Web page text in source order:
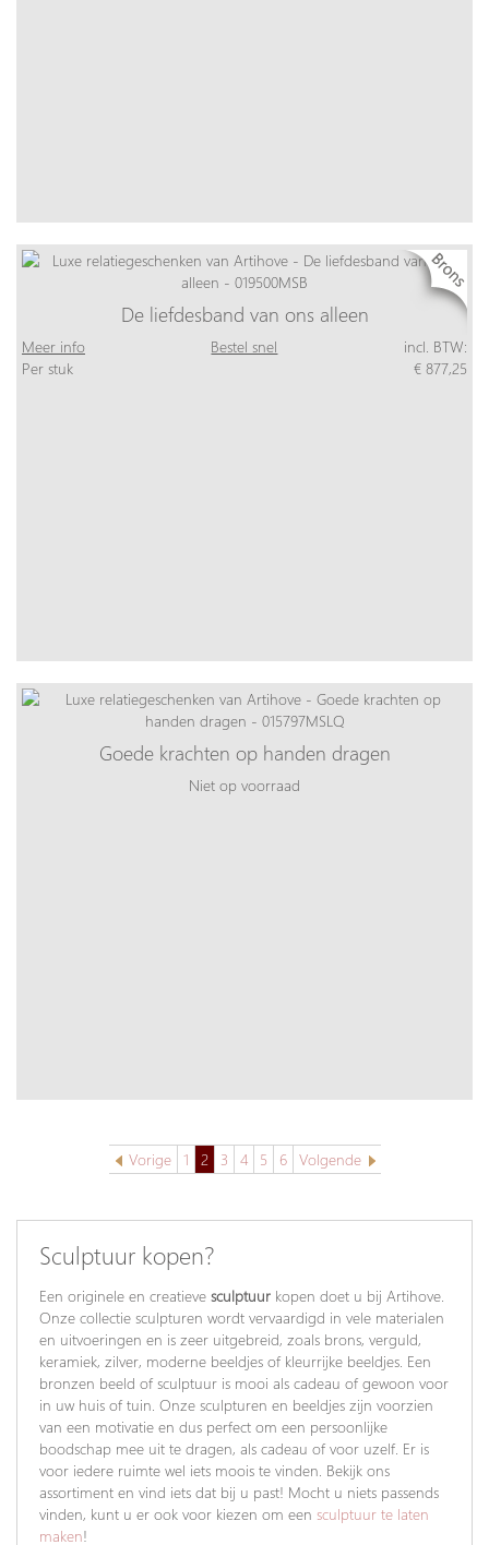
De liefdesband van ons alleen
Meer info Bestel snel
incl. BTW:
Per stuk
€ 877,25
Goede krachten op handen dragen
Niet op voorraad
Vorige 1 2 3 4 5 6 Volgende
Sculptuur kopen?
Een originele en creatieve sculptuur kopen doet u bij Artihove.
Onze collectie sculpturen wordt vervaardigd in vele materialen
en uitvoeringen en is zeer uitgebreid, zoals brons, verguld,
keramiek, zilver, moderne beeldjes of kleurrijke beeldjes. Een
bronzen beeld of sculptuur is mooi als cadeau of gewoon voor
in uw huis of tuin. Onze sculpturen en beeldjes zijn voorzien
van een motivatie en dus perfect om een persoonlijke
boodschap mee uit te dragen, als cadeau of voor uzelf. Er is
voor iedere ruimte wel iets moois te vinden. Bekijk ons
assortiment en vind iets dat bij u past! Mocht u niets passends
vinden, kunt u er ook voor kiezen om een sculptuur te laten
maken!